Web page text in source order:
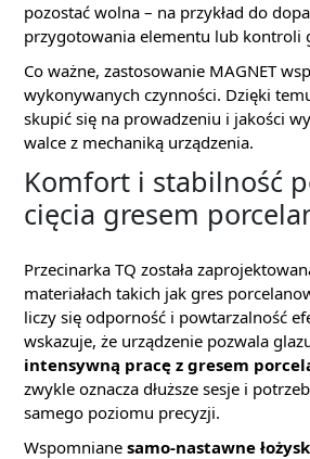
pozostać wolna – na przykład do
przygotowania elementu lub kontroli
Co ważne, zastosowanie MAGNET
wykonywanych czynności. Dzięki
skupić się na prowadzeniu i jakości
walce z mechaniką urządzenia.
Komfort i stabilność
cięcia gresem
Przecinarka TQ została
materiałach takich jak gres
liczy się odporność i powtarzalność
wskazuje, że urządzenie pozwala
intensywną pracę z gresem
zwykle oznacza dłuższe sesje i
samego poziomu precyzji.
Wspomniane samo-nastawne